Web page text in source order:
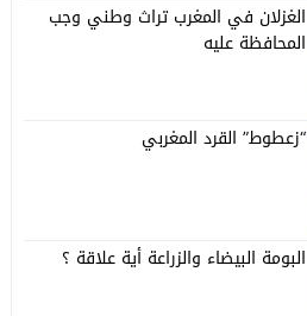
الغزلان في المغرب تراث وطني وجب
المحافظة عليه
“زعطوط” القرد المغربي
البومة البيضاء والزراعة أية علاقة ؟